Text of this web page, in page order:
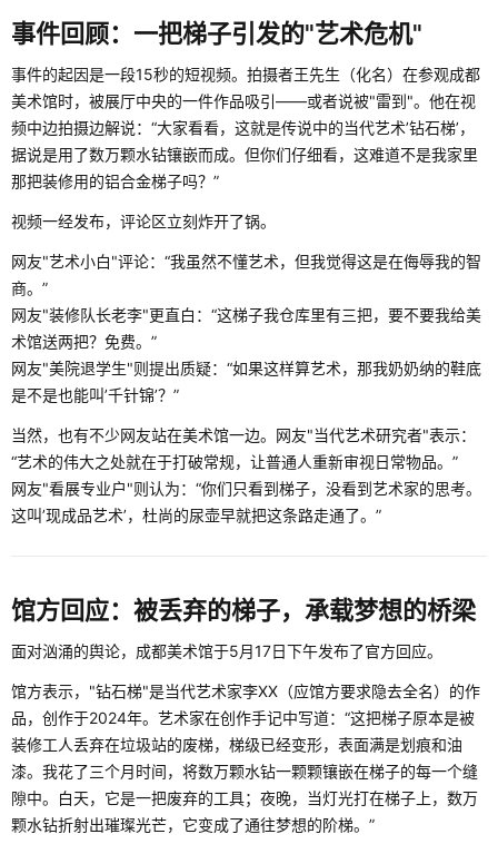
事件回顾：一把梯子引发的"艺术危机"
事件的起因是一段15秒的短视频。拍摄者王先生（化名）在参观成都
美术馆时，被展厅中央的一件作品吸引——或者说被"雷到"。他在视
频中边拍摄边解说：“大家看看，这就是传说中的当代艺术’钻石梯’，
据说是用了数万颗水钻镶嵌而成。但你们仔细看，这难道不是我家里
那把装修用的铝合金梯子吗？”
视频一经发布，评论区立刻炸开了锅。
网友"艺术小白"评论：“我虽然不懂艺术，但我觉得这是在侮辱我的智
商。”
网友"装修队长老李"更直白：“这梯子我仓库里有三把，要不要我给美
术馆送两把？免费。”
网友"美院退学生"则提出质疑：“如果这样算艺术，那我奶奶纳的鞋底
是不是也能叫’千针锦’？”
当然，也有不少网友站在美术馆一边。网友"当代艺术研究者"表示：
“艺术的伟大之处就在于打破常规，让普通人重新审视日常物品。”
网友"看展专业户"则认为：“你们只看到梯子，没看到艺术家的思考。
这叫’现成品艺术’，杜尚的尿壶早就把这条路走通了。”
馆方回应：被丢弃的梯子，承载梦想的桥梁
面对汹涌的舆论，成都美术馆于5月17日下午发布了官方回应。
馆方表示，"钻石梯"是当代艺术家李XX（应馆方要求隐去全名）的作
品，创作于2024年。艺术家在创作手记中写道：“这把梯子原本是被
装修工人丢弃在垃圾站的废梯，梯级已经变形，表面满是划痕和油
漆。我花了三个月时间，将数万颗水钻一颗颗镶嵌在梯子的每一个缝
隙中。白天，它是一把废弃的工具；夜晚，当灯光打在梯子上，数万
颗水钻折射出璀璨光芒，它变成了通往梦想的阶梯。”